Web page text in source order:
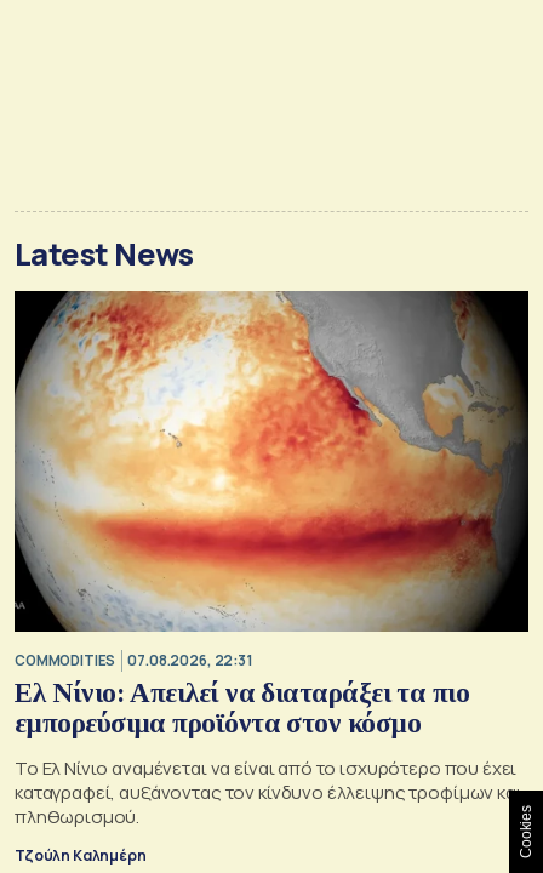
Latest News
COMMODITIES 07.08.2026, 22:31
Ελ Νίνιο: Απειλεί να διαταράξει τα πιο
εμπορεύσιμα προϊόντα στον κόσμο
Το Ελ Νίνιο αναμένεται να είναι από το ισχυρότερο που έχει
καταγραφεί, αυξάνοντας τον κίνδυνο έλλειψης τροφίμων και
πληθωρισμού.
Τζούλη Καλημέρη Cookies